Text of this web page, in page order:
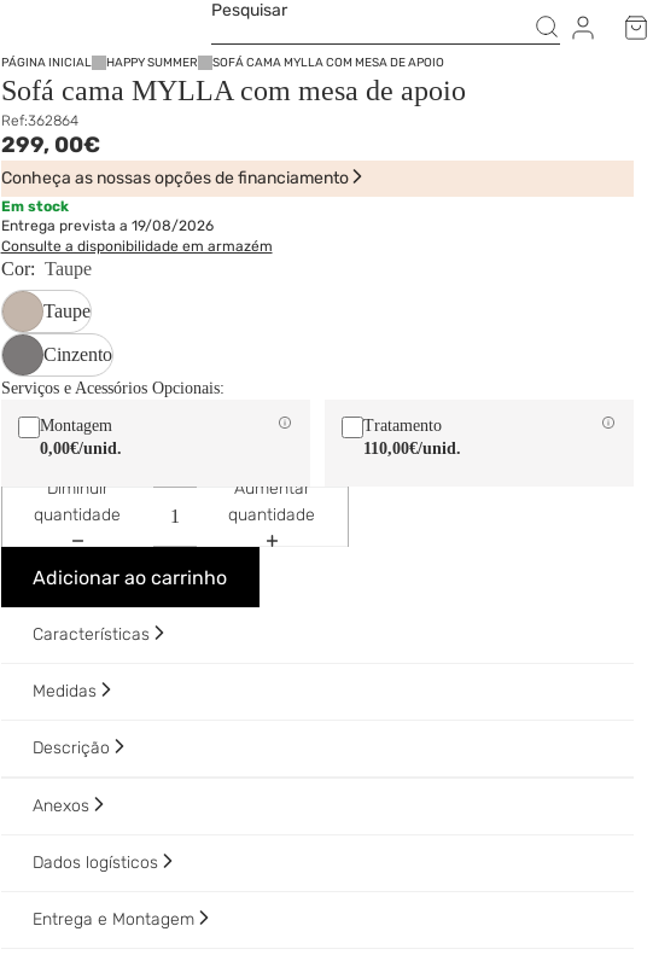
Pesquisar
PÁGINA INICIAL HAPPY SUMMER SOFÁ CAMA MYLLA COM MESA DE APOIO
Sofá cama MYLLA com mesa de apoio
Ref:362864
299, 00€
Conheça as nossas opções de financiamento
Em stock
Entrega prevista a 19/08/2026
Consulte a disponibilidade em armazém
Cor: Taupe
Taupe
Cinzento
Serviços e Acessórios Opcionais:
Montagem
0,00€/unid.
Tratamento
110,00€/unid.
Diminuir
quantidade
Aumentar
quantidade
Adicionar ao carrinho
Características
Medidas
Descrição
Anexos
Dados logísticos
Entrega e Montagem